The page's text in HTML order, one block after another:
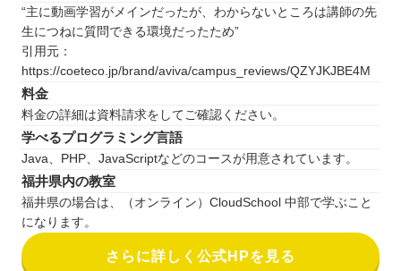
“主に動画学習がメインだったが、わからないところは講師の先
生につねに質問できる環境だったため”
引用元：
https://coeteco.jp/brand/aviva/campus_reviews/QZYJKJBE4M
料金
料金の詳細は資料請求をしてご確認ください。
学べるプログラミング言語
Java、PHP、JavaScriptなどのコースが用意されています。
福井県内の教室
福井県の場合は、（オンライン）CloudSchool 中部で学ぶこと
になります。
さらに詳しく公式HPを見る